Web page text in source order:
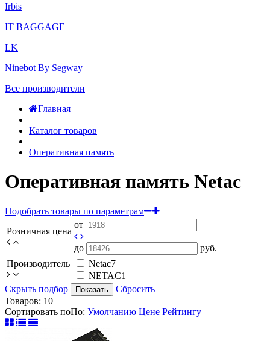
Irbis
IT BAGGAGE
LK
Ninebot By Segway
Все производители
Главная
|
Каталог товаров
|
Оперативная память
Оперативная память Netac
Подобрать товары по параметрам
Розничная цена
от
до
руб.
Производитель
Netac7
NETAC1
Скрыть подбор
Показать
Сбросить
Товаров: 10
Сортировать поПо: Умолчанию Цене Рейтингу